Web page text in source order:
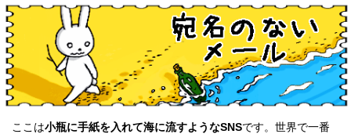
ここは小瓶に手紙を入れて海に流すようなSNSです。世界で一番